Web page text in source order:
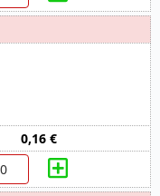
0,16 €